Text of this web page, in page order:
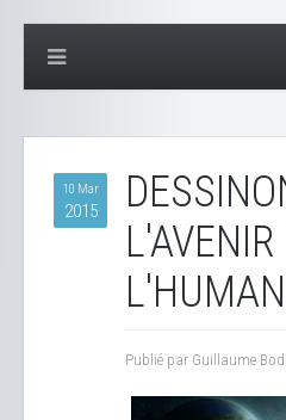
10 Mar
2015
L'AVENIR
Publié par Guillaume